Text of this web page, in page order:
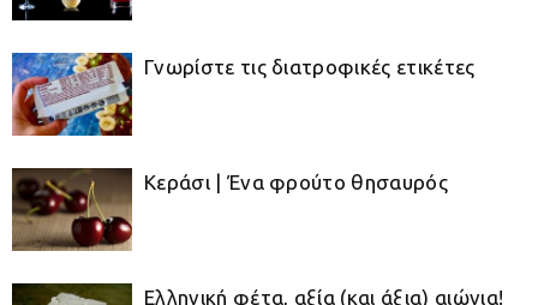
Γνωρίστε τις διατροφικές ετικέτες
Κεράσι | Ένα φρούτο θησαυρός
Ελληνική φέτα, αξία (και άξια) αιώνια!